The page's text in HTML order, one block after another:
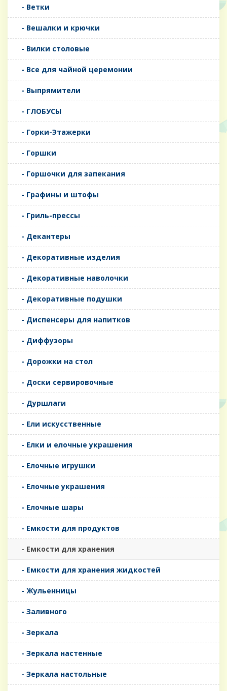
- Ветки
- Вешалки и крючки
- Вилки столовые
- Все для чайной церемонии
- Выпрямители
- ГЛОБУСЫ
- Горки-Этажерки
- Горшки
- Горшочки для запекания
- Графины и штофы
- Гриль-прессы
- Декантеры
- Декоративные изделия
- Декоративные наволочки
- Декоративные подушки
- Диспенсеры для напитков
- Диффузоры
- Дорожки на стол
- Доски сервировочные
- Дуршлаги
- Ели искусственные
- Елки и елочные украшения
- Елочные игрушки
- Елочные украшения
- Елочные шары
- Емкости для продуктов
- Емкости для хранения
- Емкости для хранения жидкостей
- Жульенницы
- Заливного
- Зеркала
- Зеркала настенные
- Зеркала настольные